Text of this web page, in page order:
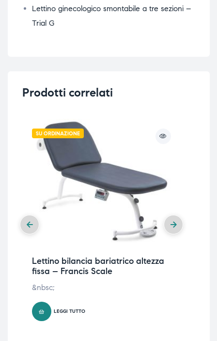
Lettino ginecologico smontabile a tre sezioni –
Trial G
Prodotti correlati
SU ORDINAZIONE
Lettino bilancia bariatrico altezza
fissa – Francis Scale
&nbsc;
LEGGI TUTTO